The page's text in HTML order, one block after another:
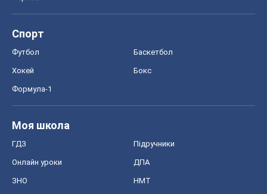
Спорт
Футбол Баскетбол
Хокей Бокс
Формула-1
Моя школа
ГДЗ Підручники
Онлайн уроки ДПА
ЗНО НМТ